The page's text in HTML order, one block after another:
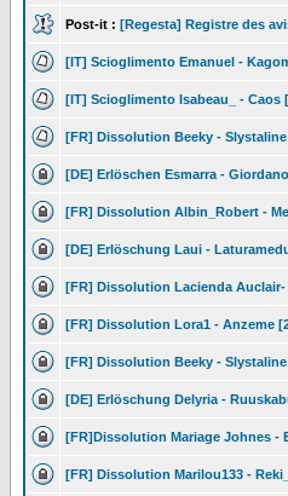
Post-it : [Regesta] Registre des
[IT] Scioglimento Emanuel -
[IT] Scioglimento Isabeau_ - Caos
[FR] Dissolution Beeky -
[DE] Erlöschen Esmarra -
[FR] Dissolution Albin_Robert -
[DE] Erlöschung Laui -
[FR] Dissolution Lacienda Auclair-
[FR] Dissolution Lora1 - Anzeme
[FR] Dissolution Beeky - Slystaline
[DE] Erlöschung Delyria -
[FR]Dissolution Mariage Johnes -
[FR] Dissolution Marilou133 -